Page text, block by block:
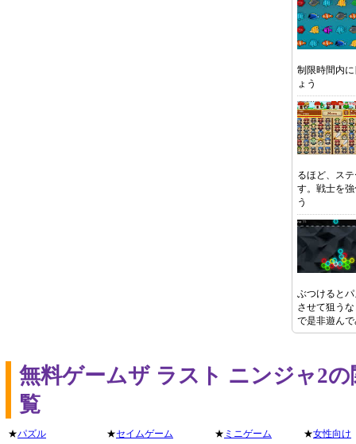
制限時間内
ょう
るほど、ス
す。戦士を
う
ぶつけると
させて狙う
で是非遊ん
無料ゲームザ ラスト ニンジャ2
覧
★パズル ★セイムゲーム ★ ミニゲーム ★女性向け